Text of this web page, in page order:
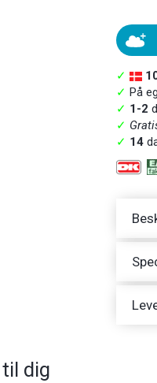
✓
✓ På
✓ 1-2
✓
✓ 14
dig